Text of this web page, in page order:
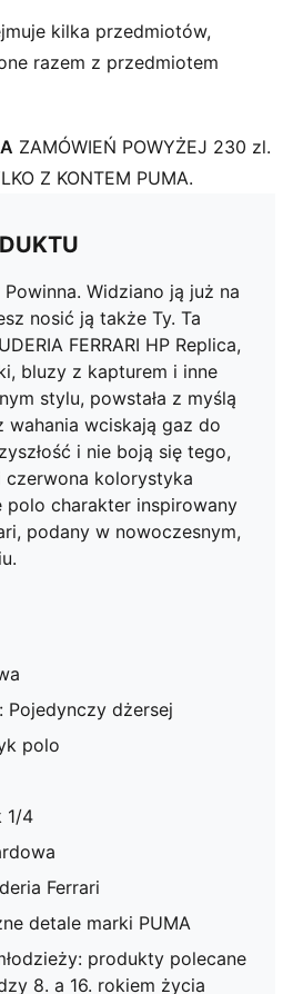
kilka przedmiotów,
razem z przedmiotem
ZAMÓWIEŃ POWYŻEJ 230 zl.
Z KONTEM PUMA.
Widziano ją już na
nosić ją także Ty. Ta
FERRARI HP Replica,
bluzy z kapturem i inne
stylu, powstała z myślą
wciskają gaz do
i nie boją się tego,
czerwona kolorystyka
polo charakter inspirowany
podany w nowoczesnym,
Pojedynczy dżersej
polo
1/4
Ferrari
detale marki PUMA
produkty polecane
8. a 16. rokiem życia